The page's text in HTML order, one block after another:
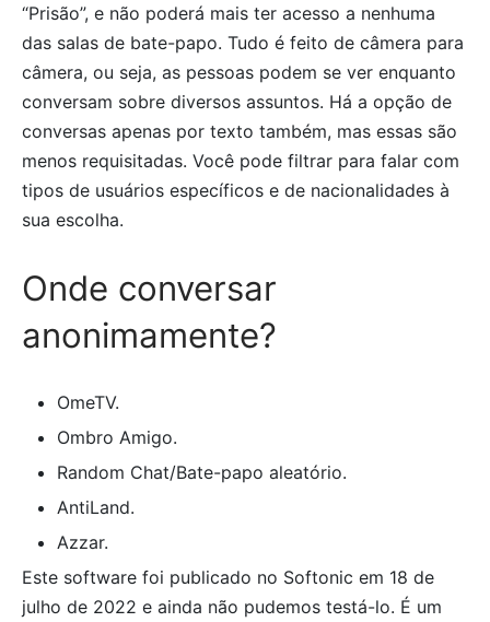
“Prisão”, e não poderá mais ter acesso a nenhuma
das salas de bate-papo. Tudo é feito de câmera para
câmera, ou seja, as pessoas podem se ver enquanto
conversam sobre diversos assuntos. Há a opção de
conversas apenas por texto também, mas essas são
menos requisitadas. Você pode filtrar para falar com
tipos de usuários específicos e de nacionalidades à
sua escolha.
Onde conversar
anonimamente?
OmeTV.
Ombro Amigo.
Random Chat/Bate-papo aleatório.
AntiLand.
Azzar.
Este software foi publicado no Softonic em 18 de
julho de 2022 e ainda não pudemos testá-lo. É um